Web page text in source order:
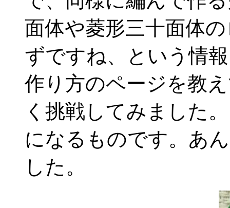
面体や菱形三十面体
ずですね、という情
作り方のページを教
く挑戦してみました
になるものです。あ
した。